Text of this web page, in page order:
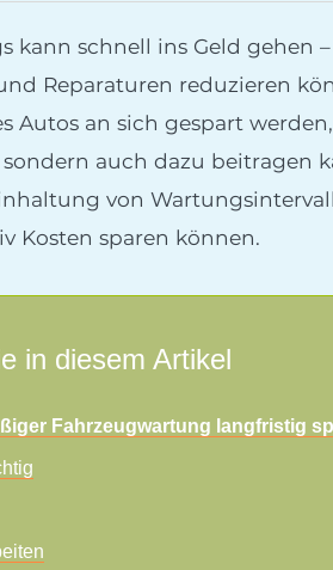
kann schnell ins Geld gehen
Reparaturen reduzieren
an sich gespart
auch dazu beitragen
von
Kosten sparen können.
in diesem Artikel
Fahrzeugwartung langfristig